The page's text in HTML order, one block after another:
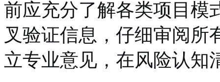
前应充分了解各类项目模
叉验证信息，仔细审阅所
立专业意见，在风险认知